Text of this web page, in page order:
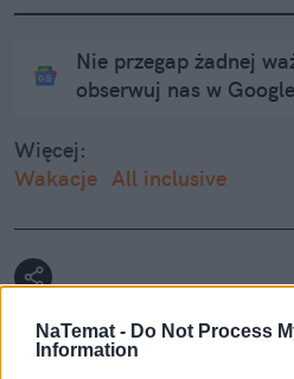
NaTemat - Do Not Process
Information
Nie przegap żadnej
obserwuj nas w
Więcej:
Wakacje All inclusive